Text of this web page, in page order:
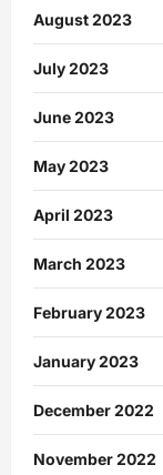
August 2023
July 2023
June 2023
May 2023
April 2023
March 2023
February 2023
January 2023
December 2022
November 2022